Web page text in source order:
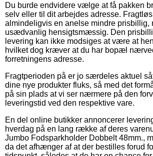
Du burde endvidere vælge at få pakken
selv eller til dit arbejdes adresse.
almindeligvis en anelse mindre prisbillig,
usædvanlig hensigtsmæssig. Den
levering kan ikke modsiges at være at
hvilket dog kræver at du har bopæl
forretningens adresse.
Fragtperioden på er jo særdeles aktuel
dine nye produkter fluks, så med det
på sin plads at vi ser nærmere på den
leveringstid ved den respektive vare.
En del online butikker annoncerer
hverdag på en lang række af deres
Jumbo Fodsparkholder Dobbelt 48mm.,
da det afhænger af at der bestilles forud